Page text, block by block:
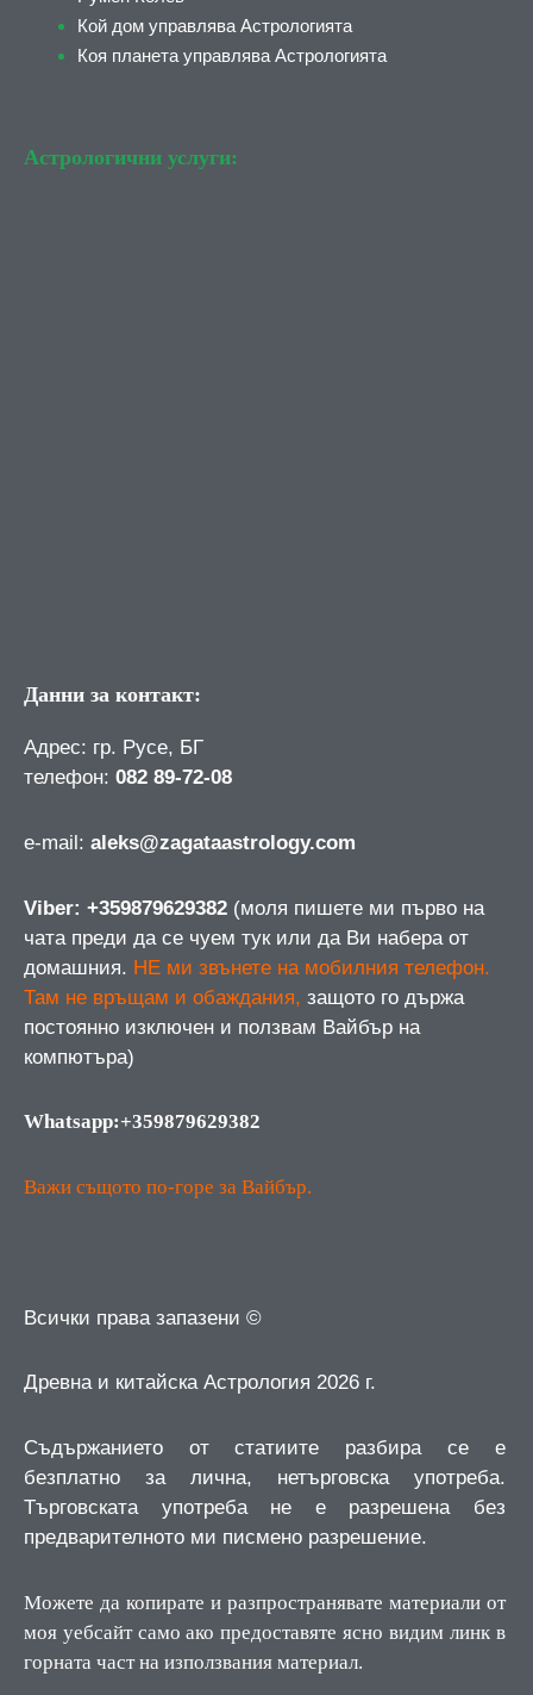
Кой дом управлява Астрологията
Коя планета управлява Астрологията
Астрологични услуги:
Данни за контакт:
Адрес: гр. Русе, БГ
телефон: 082 89-72-08
е-mail: aleks@zagataastrology.com
Viber: +359879629382 (моля пишете ми първо на
чата преди да се чуем тук или да Ви набера от
домашния. НЕ ми звънете на мобилния телефон.
Там не връщам и обаждания, защото го държа
постоянно изключен и ползвам Вайбър на
компютъра)
Whatsapp:+359879629382
Важи същото по-горе за Вайбър.
Всички права запазени ©
Древна и китайска Астрология 2026 г.
Съдържанието от статиите разбира се е
безплатно за лична, нетърговска употреба.
Търговската употреба не е разрешена без
предварителното ми писмено разрешение.
Можете да копирате и разпространявате материали от
моя уебсайт само ако предоставяте ясно видим линк в
горната част на използвания материал.